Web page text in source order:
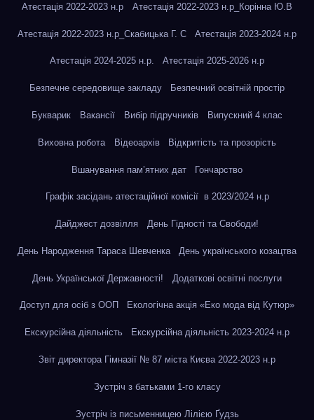
Атестація 2022-2023 н.р Атестація 2022-2023 н.р_Корінна Ю.В
Атестація 2022-2023 н.р_Скабицька Г. С Атестація 2023-2024 н.р
Атестація 2024-2025 н.р. Атестація 2025-2026 н.р
Безпечне середовище закладу Безпечний освітній простір
Букварик Вакансії Вибір підручників Випускний 4 клас
Виховна робота Відеоархів Відкритість та прозорість
Вшанування пам’ятних дат Гончарство
Графік засідань атестаційної комісії в 2023/2024 н.р
Дайджест дозвілля День Гідності та Свободи!
День Народження Тараса Шевченка День українського козацтва
День Української Державності! Додаткові освітні послуги
Доступ для осіб з ООП Екологічна акція «Еко мода від Кутюр»
Екскурсійна діяльність Екскурсійна діяльність 2023-2024 н.р
Звіт директора Гімназії № 87 міста Києва 2022-2023 н.р
Зустріч з батьками 1-го класу
Зустріч із письменницею Лілією Ґудзь